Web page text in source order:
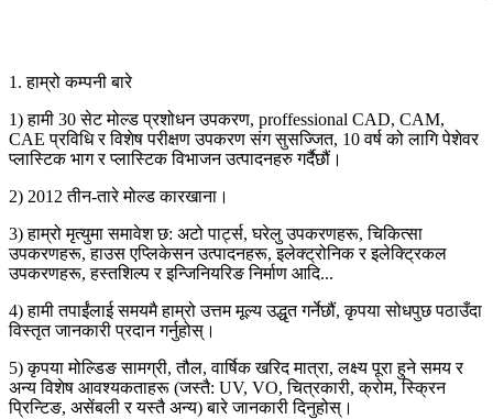
1. हाम्रो कम्पनी बारे
1) हामी 30 सेट मोल्ड प्रशोधन उपकरण, proffessional CAD, CAM,
CAE प्रविधि र विशेष परीक्षण उपकरण संग सुसज्जित, 10 वर्ष को लागि पेशेवर
प्लास्टिक भाग र प्लास्टिक विभाजन उत्पादनहरु गर्दैछौं।
2) 2012 तीन-तारे मोल्ड कारखाना।
3) हाम्रो मृत्युमा समावेश छ: अटो पार्ट्स, घरेलु उपकरणहरू, चिकित्सा
उपकरणहरू, हाउस एप्लिकेसन उत्पादनहरू, इलेक्ट्रोनिक र इलेक्ट्रिकल
उपकरणहरू, हस्तशिल्प र इन्जिनियरिङ निर्माण आदि...
4) हामी तपाईंलाई समयमै हाम्रो उत्तम मूल्य उद्धृत गर्नेछौं, कृपया सोधपुछ पठाउँदा
विस्तृत जानकारी प्रदान गर्नुहोस्।
5) कृपया मोल्डिङ सामग्री, तौल, वार्षिक खरिद मात्रा, लक्ष्य पूरा हुने समय र
अन्य विशेष आवश्यकताहरू (जस्तै: UV, VO, चित्रकारी, क्रोम, स्क्रिन
प्रिन्टिङ, असेंबली र यस्तै अन्य) बारे जानकारी दिनुहोस्।